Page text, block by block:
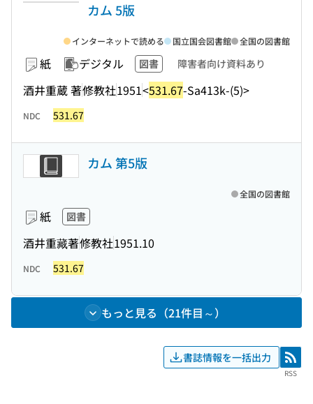
カム 5版
紙 デジタル 図書 障害者向け資料あり
酒井重蔵 著修教社1951<531.67-Sa413k-(5)>
インターネットで読める 国立国会図書館 全国の図書館
NDC 531.67
カム 第5版
紙 図書
酒井重藏著修教社1951.10
全国の図書館
NDC 531.67
もっと見る（21件目～）
書誌情報を一括出力 RSS
RSS